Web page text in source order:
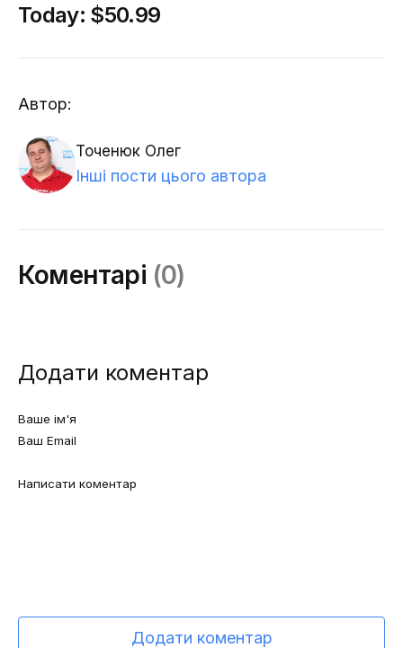
Today: $50.99
Автор:
Точенюк Олег
Інші пости цього автора
Коментарі (0)
Додати коментар
Додати коментар